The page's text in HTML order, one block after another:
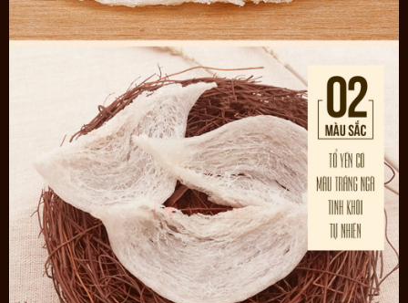
Cách dùng tổ yến tinh chế hiệu quả nhất
Biết là tổ yến rất tốt nhưng dùng như thế nào hiệu quả,ăn yến bao
, ăn vào thời điểm nào sẽ giúp hấp thụ được các chất
dinh dưỡng có trong yến?
- Ăn tổ yến lúc đói sẽ giúp cơ thể hấp thụ chất dinh dưỡng nhanh
và hiệu quả nhất. Tốt hơn hết là ăn vào buổi sáng trước bữa ăn,
buổi tối trước khi đi ngủ hoặc giữa các buổi.
- Mỗi lần chỉ nên dùng khoảng 3-5gram, một tuần nên dùng khoảng
3 lần.
- Đối với những người đang kiêng đường, người bị bệnh tiểu đường